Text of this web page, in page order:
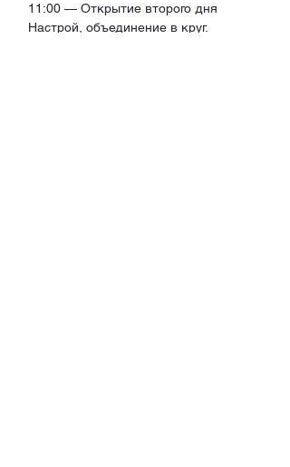
11:00 — Открытие второго дня
Настрой, объединение в круг.